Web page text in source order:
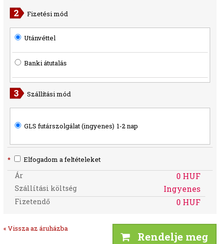
Fizetési mód
Utánvéttel
Banki átutalás
Szállítási mód
GLS futárszolgálat (ingyenes) 1-2 nap
* Elfogadom a feltételeket
Ár 0 HUF
Szállítási költség Ingyenes
Fizetendő 0 HUF
« Vissza az áruházba
Rendelje meg